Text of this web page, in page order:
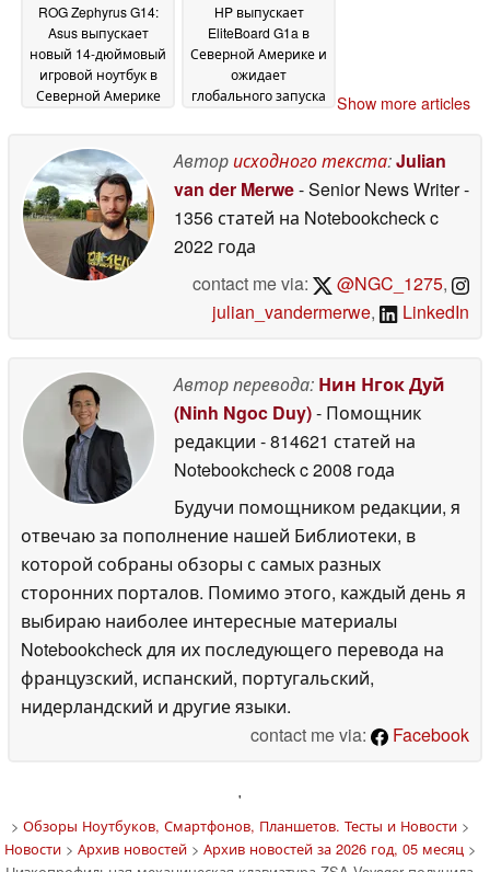
ROG Zephyrus G14:
Asus выпускает
новый 14-дюймовый
игровой ноутбук в
Северной Америке
HP выпускает
EliteBoard G1a в
Северной Америке и
ожидает
глобального запуска
Show more articles
Авторисходного текста:Julian
van der Merwe- Senior News Writer-
1356 статей на Notebookcheckc
2022 года
contact me via:
@NGC_1275,
julian_vandermerwe, LinkedIn
Автор перевода: Нин Нгок Дуй
(Ninh Ngoc Duy)- Помощник
редакции - 814621 статей на
Notebookcheckc 2008 года
Будучи помощником редакции, я
отвечаю за пополнение нашей Библиотеки, в
которой собраны обзоры с самых разных
сторонних порталов. Помимо этого, каждый день я
выбираю наиболее интересные материалы
Notebookcheck для их последующего перевода на
французский, испанский, португальский,
нидерландский и другие языки.
contact me via:
Facebook
'
> Обзоры Ноутбуков, Смартфонов, Планшетов. Тесты и Новости>
Новости> Архив новостей> Архив новостей за 2026 год, 05 месяц>